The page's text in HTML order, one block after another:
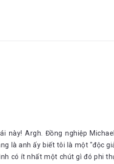
này! Argh. Đồng nghiệp
là anh ấy biết tôi là một "độc
có ít nhất một chút gì đó phi